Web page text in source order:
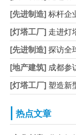
[先进制造]标杆企
[灯塔工厂] 走进灯
[先进制造]探访全
[地产建筑] 成都
[灯塔工厂] 塑造新
热点文章